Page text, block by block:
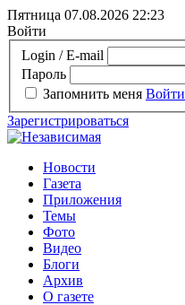
Пятница 07.08.2026 22:23
Войти
Login / E-mail
Пароль
Запомнить меня Войти
Зарегистрироваться
Новости
Газета
Приложения
Темы
Фото
Видео
Блоги
Архив
О газете